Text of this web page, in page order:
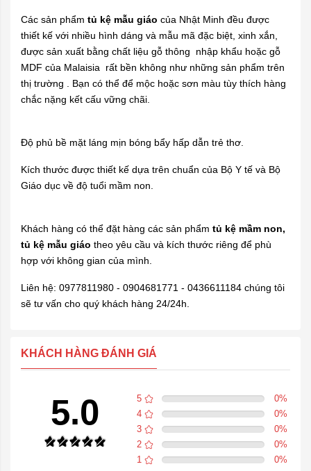
Các sản phẩm tủ kệ mẫu giáo của Nhật Minh đều được
thiết kế với nhiều hình dáng và mẫu mã đặc biệt, xinh xắn,
được sản xuất bằng chất liệu gỗ thông nhập khẩu hoặc gỗ
MDF của Malaisia rất bền không như những sản phẩm trên
thị trường . Bạn có thể để mộc hoặc sơn màu tùy thích hàng
chắc nặng kết cấu vững chãi.
Độ phủ bề mặt láng mịn bóng bẩy hấp dẫn trẻ thơ.
Kích thước được thiết kế dựa trên chuẩn của Bộ Y tế và Bộ
Giáo dục về độ tuổi mầm non.
Khách hàng có thể đặt hàng các sản phẩm tủ kệ mầm non,
tủ kệ mẫu giáo theo yêu cầu và kích thước riêng để phù
hợp với không gian của mình.
Liên hệ: 0977811980 - 0904681771 - 0436611184 chúng tôi
sẽ tư vấn cho quý khách hàng 24/24h.
KHÁCH HÀNG ĐÁNH GIÁ
5.0 5 0%
4
0%
3
0%
2
0%
1
0%